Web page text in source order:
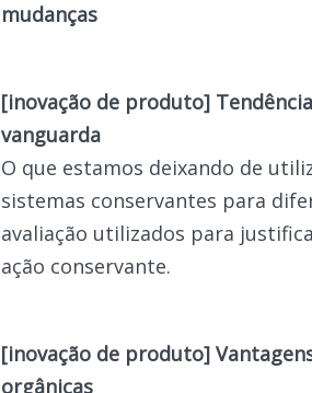
mudanças
[inovação de produto]
vanguarda
O que estamos deixando de
sistemas conservantes para
avaliação utilizados para
ação conservante.
[inovação de produto]
orgânicas